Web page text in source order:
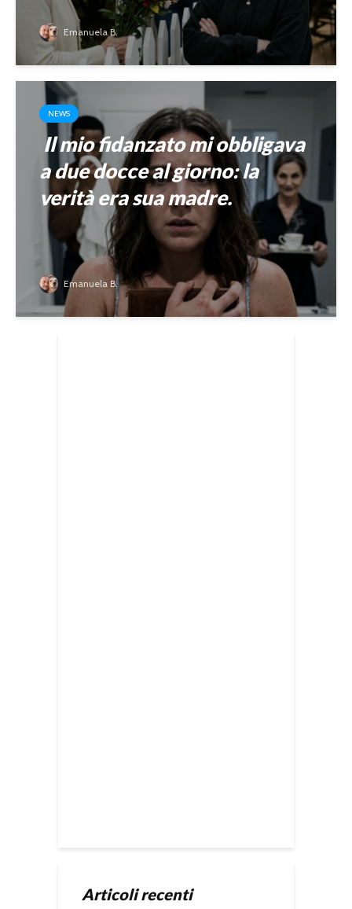
Emanuela B.
NEWS
Il mio fidanzato mi obbligava
a due docce al giorno: la
verità era sua madre.
Emanuela B.
Articoli recenti